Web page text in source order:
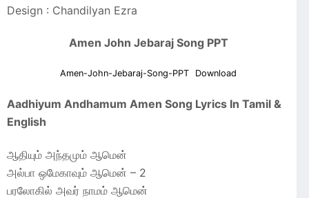
Design : Chandilyan Ezra
Amen John Jebaraj Song PPT
Amen-John-Jebaraj-Song-PPT Download
Aadhiyum Andhamum Amen Song Lyrics In Tamil &
English
ஆதியும் அந்தமும் ஆமென்
அல்பா ஒமேகாவும் ஆமென் – 2
பரலோகில் அவர் நாமம் ஆமென்